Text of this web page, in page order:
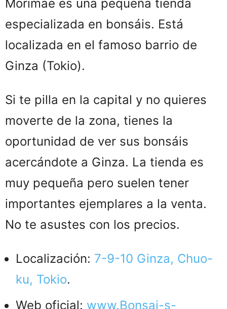
Morimae es una pequeña tienda
especializada en bonsáis. Está
localizada en el famoso barrio de
Ginza (Tokio).
Si te pilla en la capital y no quieres
moverte de la zona, tienes la
oportunidad de ver sus bonsáis
acercándote a Ginza. La tienda es
muy pequeña pero suelen tener
importantes ejemplares a la venta.
No te asustes con los precios.
Localización: 7-9-10 Ginza, Chuo-
ku, Tokio.
Web oficial: www.Bonsai-s-